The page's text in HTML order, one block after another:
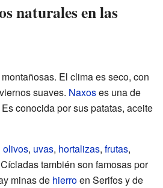
naturales en las
El clima es seco, con
suaves. Naxoses una de
conocida por sus patatas, aceite
olivos, uvas, hortalizas, frutas,
también son famosas por
minas de hierroen Serifos y de